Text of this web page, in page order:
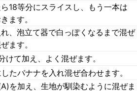
18等分にスライスし、もう一本は
ます。
、泡立て器で白っぽくなるまで混ぜ
ます。
けて加え、よく混ぜます。
たバナナを入れ混ぜ合わせます。
を加え、生地が馴染むように混ぜま